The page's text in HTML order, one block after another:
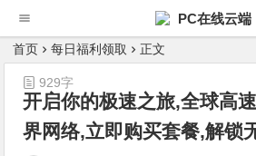
PC在线云端
首页 每日福利领取 正文
开启你的极速之旅,全球高
界网络,立即购买套餐,解锁
929字